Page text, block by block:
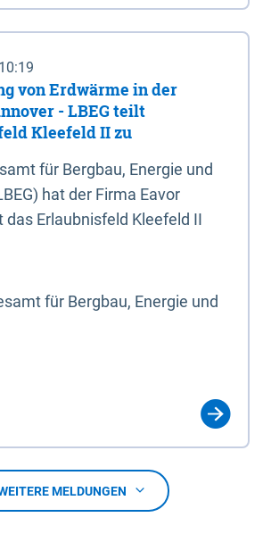
10:19
von Erdwärme in der
- LBEG teilt
Kleefeld II zu
für Bergbau, Energie und
hat der Firma Eavor
das Erlaubnisfeld Kleefeld II
für Bergbau, Energie und
MELDUNGEN